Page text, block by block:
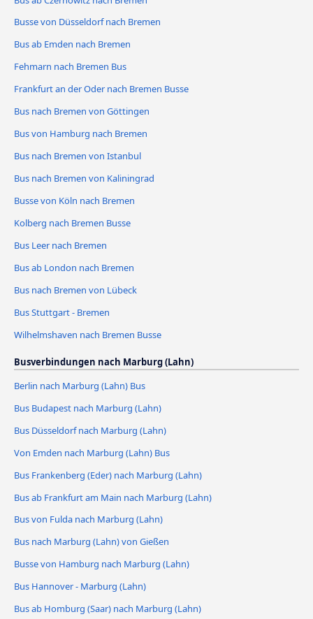
Busse von Düsseldorf nach Bremen
Bus ab Emden nach Bremen
Fehmarn nach Bremen Bus
Frankfurt an der Oder nach Bremen Busse
Bus nach Bremen von Göttingen
Bus von Hamburg nach Bremen
Bus nach Bremen von Istanbul
Bus nach Bremen von Kaliningrad
Busse von Köln nach Bremen
Kolberg nach Bremen Busse
Bus Leer nach Bremen
Bus ab London nach Bremen
Bus nach Bremen von Lübeck
Bus Stuttgart - Bremen
Wilhelmshaven nach Bremen Busse
Busverbindungen nach Marburg (Lahn)
Berlin nach Marburg (Lahn) Bus
Bus Budapest nach Marburg (Lahn)
Bus Düsseldorf nach Marburg (Lahn)
Von Emden nach Marburg (Lahn) Bus
Bus Frankenberg (Eder) nach Marburg (Lahn)
Bus ab Frankfurt am Main nach Marburg (Lahn)
Bus von Fulda nach Marburg (Lahn)
Bus nach Marburg (Lahn) von Gießen
Busse von Hamburg nach Marburg (Lahn)
Bus Hannover - Marburg (Lahn)
Bus ab Homburg (Saar) nach Marburg (Lahn)